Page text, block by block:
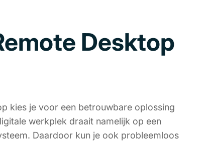
Desktop
kies je voor een betrouwbare oplossing
werkplek draait namelijk op een
Daardoor kun je ook probleemloos